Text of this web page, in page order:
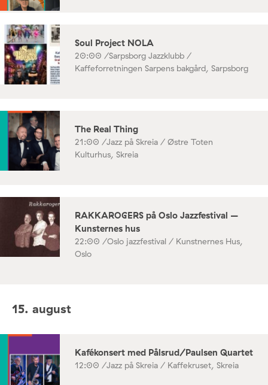
Soul Project NOLA
20:00 /Sarpsborg Jazzklubb /
Kaffeforretningen Sarpens bakgård, Sarpsborg
The Real Thing
21:00 /Jazz på Skreia / Østre Toten
Kulturhus, Skreia
RAKKAROGERS på Oslo Jazzfestival –
Kunsternes hus
22:00 /Oslo jazzfestival / Kunstnernes Hus,
Oslo
15. august
Kafékonsert med Pålsrud/Paulsen Quartet
12:00 /Jazz på Skreia / Kaffekruset, Skreia